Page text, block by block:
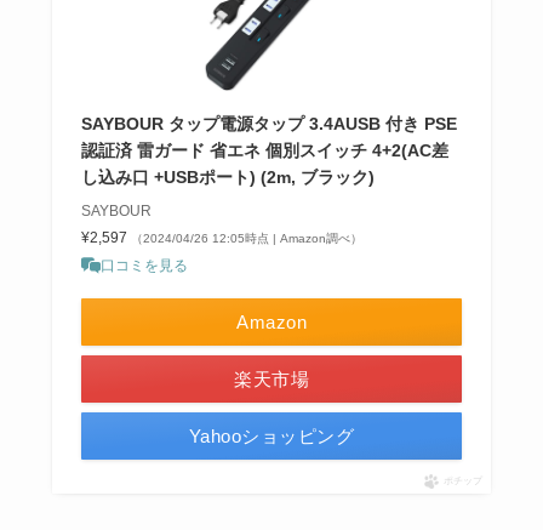
SAYBOUR タップ電源タップ 3.4AUSB 付き PSE
認証済 雷ガード 省エネ 個別スイッチ 4+2(AC差
し込み口 +USBポート) (2m, ブラック)
SAYBOUR
¥2,597
（2024/04/26 12:05時点 | Amazon調べ）
口コミを見る
Amazon
楽天市場
Yahooショッピング
ポチップ